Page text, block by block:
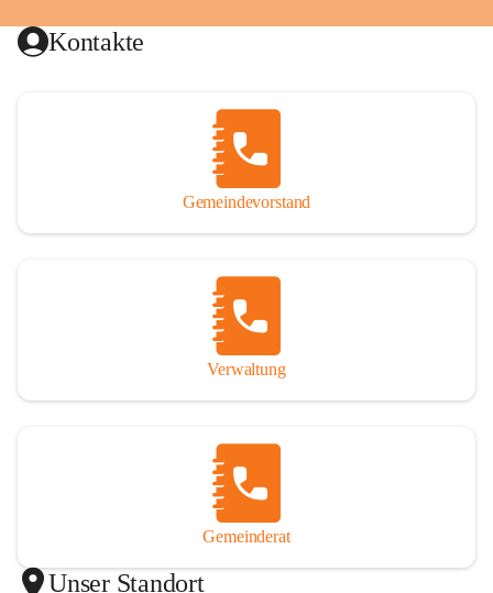
Kontakte
Gemeindevorstand
Verwaltung
Gemeinderat
Unser Standort